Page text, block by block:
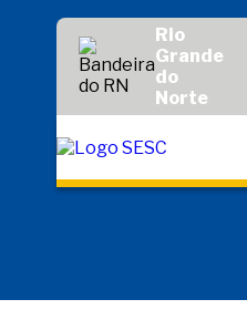
Rio
Grande
do
Norte